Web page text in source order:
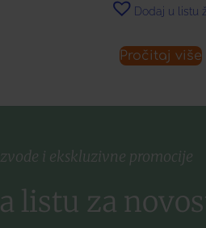
Dodaj u listu
Pročitaj više
i ekskluzivne promocije
listu za